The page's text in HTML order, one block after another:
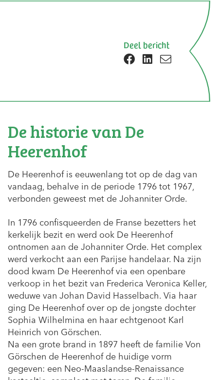
Deel bericht
De historie van De
Heerenhof
De Heerenhof is eeuwenlang tot op de dag van
vandaag, behalve in de periode 1796 tot 1967,
verbonden geweest met de Johanniter Orde.
In 1796 confisqueerden de Franse bezetters het
kerkelijk bezit en werd ook De Heerenhof
ontnomen aan de Johanniter Orde. Het complex
werd verkocht aan een Parijse handelaar. Na zijn
dood kwam De Heerenhof via een openbare
verkoop in het bezit van Frederica Veronica Keller,
weduwe van Johan David Hasselbach. Via haar
ging De Heerenhof over op de jongste dochter
Sophia Wilhelmina en haar echtgenoot Karl
Heinrich von Görschen.
Na een grote brand in 1897 heeft de familie Von
Görschen de Heerenhof de huidige vorm
gegeven: een Neo-Maaslandse-Renaissance